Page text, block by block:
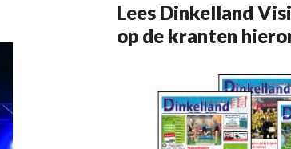
Lees Dinkelland
op de kranten